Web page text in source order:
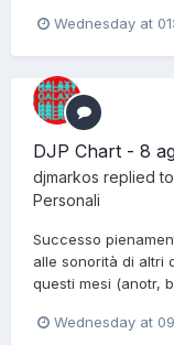
Wednesday at
DJP Chart - 8
djmarkos replied to
Personali
Successo
alle sonorità di altri
questi mesi (anotr,
Wednesday at